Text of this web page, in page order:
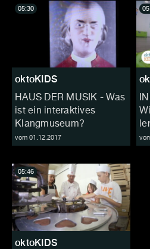
oktoKIDS
HAUS DER MUSIK - Was
ist ein interaktives
Klangmuseum?
vom 01.12.2017
05:30
oktoKIDS
05:46